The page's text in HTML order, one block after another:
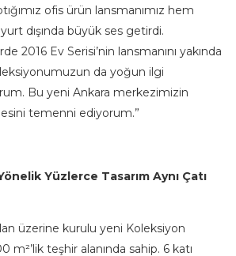
ofis ürün lansmanımız hem
dışında büyük ses getirdi.
2016 Ev Serisi’nin lansmanını yakında
da yoğun ilgi
Bu yeni Ankara merkezimizin
temenni ediyorum.”
Yüzlerce Tasarım Aynı Çatı
üzerine kurulu yeni Koleksiyon
m²’lik teşhir alanında sahip. 6 katı